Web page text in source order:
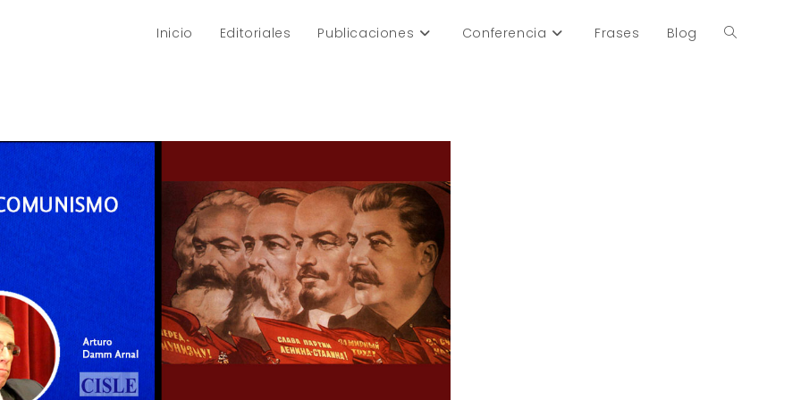
Inicio Editoriales Publicaciones Conferencia Frases Blog Alternar